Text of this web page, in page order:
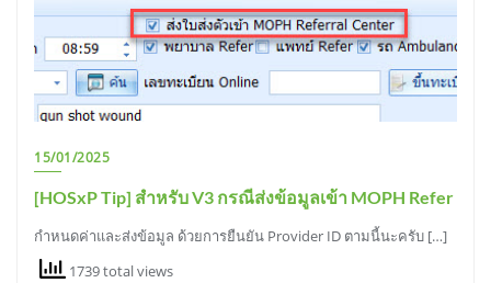
15/01/2025
[HOSxP Tip] สำหรับ V3 กรณีส่งข้อมูลเข้า MOPH Refer
กำหนดค่าและส่งข้อมูล ด้วยการยืนยัน Provider ID ตามนี้นะครับ […]
1739 total views